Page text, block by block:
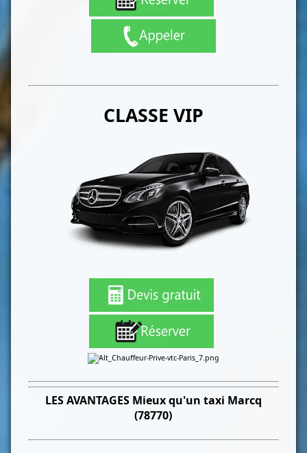
CLASSE VIP
LESAVANTAGES Mieux qu'un taxi Marcq
(78770)